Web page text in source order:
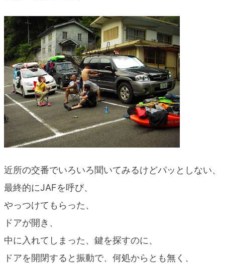
近所の交番でいろいろ聞いてみるけどパッとしない、
最終的にJAFを呼び、
やっつけてもらった、
ドアが開き、
中に入れてしまった、鍵を探すのに、
ドアを開閉すると振動で、何処からとも無く、